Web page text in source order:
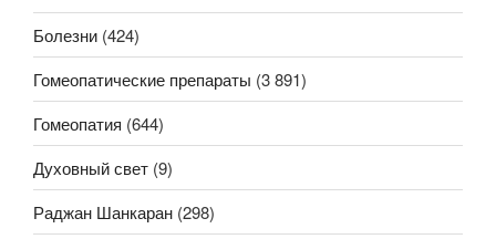
Болезни (424)
Гомеопатические препараты (3 891)
Гомеопатия (644)
Духовный свет (9)
Раджан Шанкаран (298)